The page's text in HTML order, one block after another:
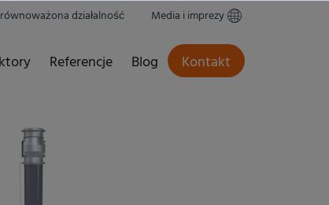
działalność Media i imprezy
Referencje Blog Kontakt